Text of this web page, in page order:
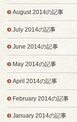
August 2014の記事
July 2014の記事
June 2014の記事
May 2014の記事
April 2014の記事
February 2014の記事
January 2014の記事